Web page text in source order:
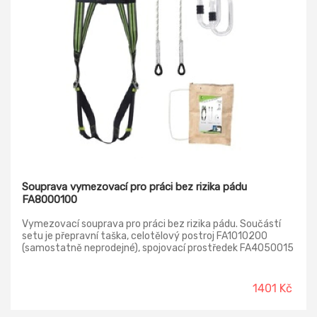
Souprava vymezovací pro práci bez rizika pádu
FA8000100
Vymezovací souprava pro práci bez rizika pádu. Součástí
setu je přepravní taška, celotělový postroj FA1010200
(samostatně neprodejné), spojovací prostředek FA4050015
1401 Kč